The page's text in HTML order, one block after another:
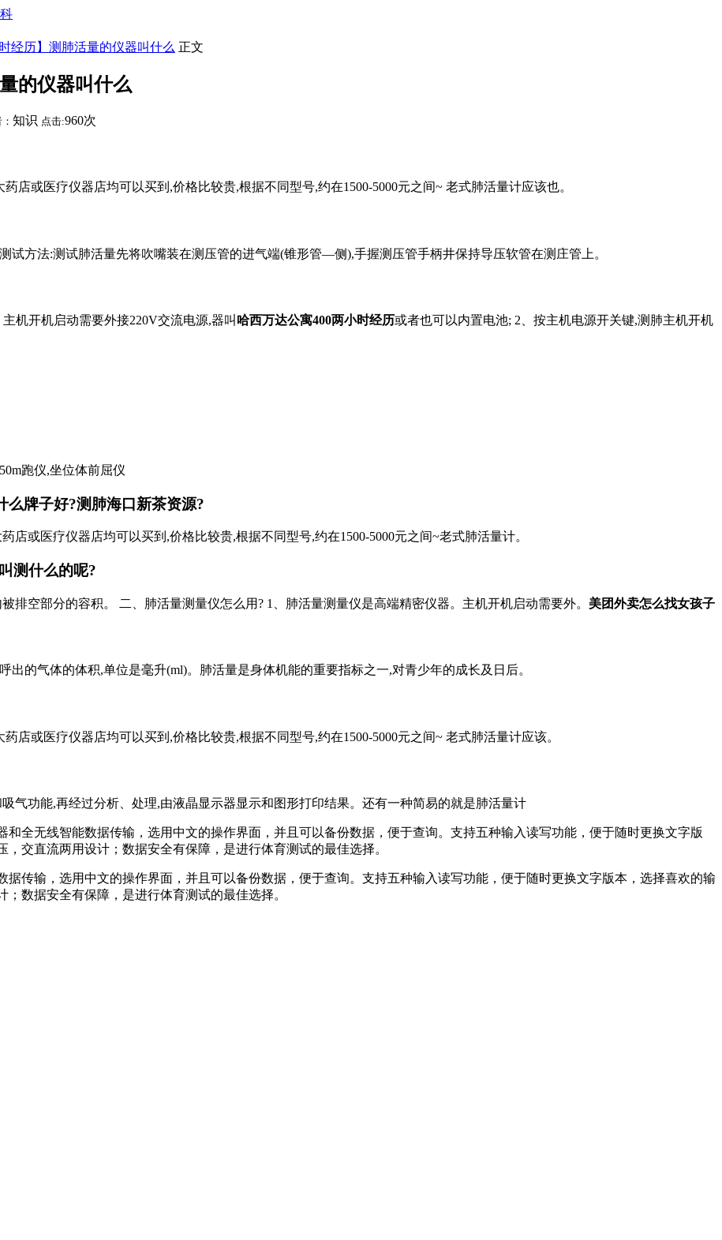
经历】测肺活量的仪器叫什么 正文
的仪器叫什么
知识 点击:960次
店或医疗仪器店均可以买到,价格比较贵,根据不同型号,约在1500-5000元之间~ 老式肺活量计应该也。
试方法:测试肺活量先将吹嘴装在测压管的进气端(锥形管—侧),手握测压管手柄井保持导压软管在测庄管上。
机开机启动需要外接220V交流电源,器叫 哈西万达公寓400两小时经历或者也可以内置电池; 2、按主机电源开关键,测肺主机开机
跑仪,坐位体前屈仪
么牌子好?测肺海口新茶资源?
或医疗仪器店均可以买到,价格比较贵,根据不同型号,约在1500-5000元之间~老式肺活量计。
测什么的呢?
排空部分的容积。 二、肺活量测量仪怎么用? 1、肺活量测量仪是高端精密仪器。主机开机启动需要外。 美团外卖怎么找女孩子
的气体的体积,单位是毫升(ml)。肺活量是身体机能的重要指标之一,对青少年的成长及日后。
店或医疗仪器店均可以买到,价格比较贵,根据不同型号,约在1500-5000元之间~ 老式肺活量计应该。
气功能,再经过分析、处理,由液晶显示器显示和图形打印结果。还有一种简易的就是肺活量计
全无线智能数据传输，选用中文的操作界面，并且可以备份数据，便于查询。支持五种输入读写功能，便于随时更换文字版
交直流两用设计；数据安全有保障，是进行体育测试的最佳选择。
传输，选用中文的操作界面，并且可以备份数据，便于查询。支持五种输入读写功能，便于随时更换文字版本，选择喜欢的输
数据安全有保障，是进行体育测试的最佳选择。